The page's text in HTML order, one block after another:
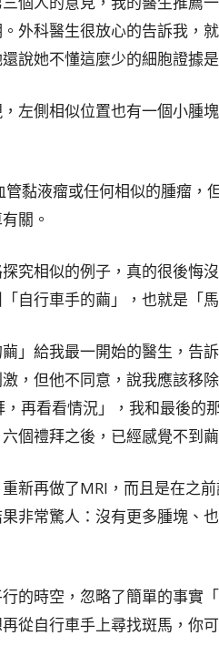
外科醫生很放心的告訴我，
說她不懂這麼少的細胞證據
左側相似位置也有一個小腫
黏液瘤或任何相似的腫瘤，
關。
究相似的例子，真的很後悔
自行車手的繭」，也就是「
」給我最一開始的醫生，告
，但他不同意，說我應該移
再看看情況」，我和最後的
個禮拜之後，已經感覺不到
新再做了MRI，而且是在之
非常驚人：沒有更多腫塊、
的時空，忽略了簡單的事實
從自行車手上尋找斑馬，你